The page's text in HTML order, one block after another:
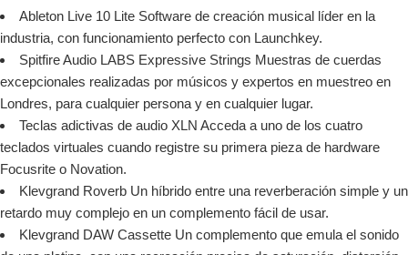
Ableton Live 10 Lite Software de creación musical líder en la
industria, con funcionamiento perfecto con Launchkey.
Spitfire Audio LABS Expressive Strings Muestras de cuerdas
excepcionales realizadas por músicos y expertos en muestreo en
Londres, para cualquier persona y en cualquier lugar.
Teclas adictivas de audio XLN Acceda a uno de los cuatro
teclados virtuales cuando registre su primera pieza de hardware
Focusrite o Novation.
Klevgrand Roverb Un híbrido entre una reverberación simple y un
retardo muy complejo en un complemento fácil de usar.
Klevgrand DAW Cassette Un complemento que emula el sonido